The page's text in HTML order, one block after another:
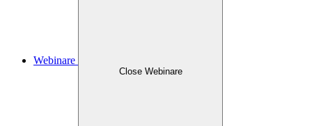
Webinare
Close Webinare